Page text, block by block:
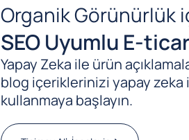
Organik Görünürlük
SEO Uyumlu E-
Yapay Zeka ile ürün
blog içeriklerinizi yapay zeka
kullanmaya başlayın.